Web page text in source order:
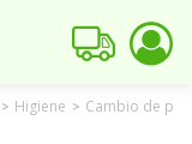
> Higiene > Cambio de